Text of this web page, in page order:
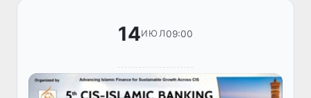
14ИЮЛ09:00